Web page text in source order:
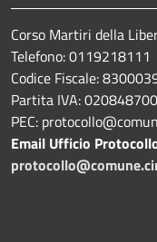
Corso Martiri della
Telefono: 0119218111
Codice Fiscale:
Partita IVA:
PEC:
Email Ufficio